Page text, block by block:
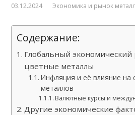
03.12.2024 Экономика и рынок
Содержание:
Глобальный экономический
цветные металлы
Инфляция и её влияние на
металлов
Валютные курсы и
Другие экономические